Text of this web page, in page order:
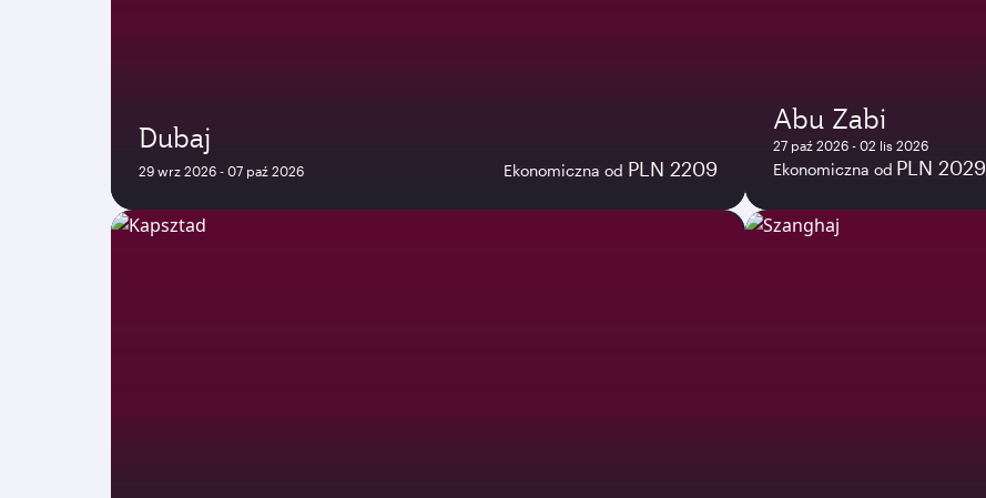
Dubaj
29 wrz 2026 - 07 paź 2026 Ekonomiczna od PLN 2209
Abu Zabi
27 paź 2026 - 02 lis 2026
Ekonomiczna od PLN 2029